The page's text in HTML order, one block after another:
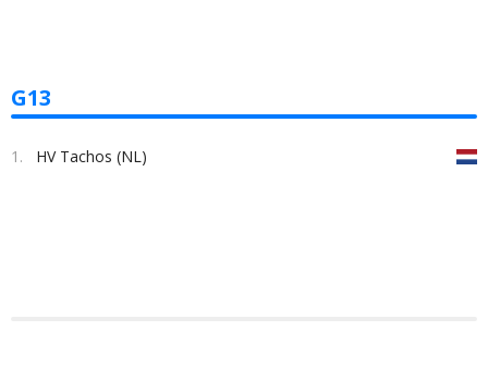
G13
1. HV Tachos (NL)